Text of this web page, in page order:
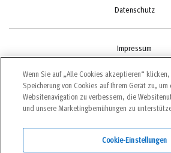
Datenschutz
Impressum
Cookie-Einstellungen
Wenn Sie auf „Alle Cookies akzeptieren“
Speicherung von Cookies auf Ihrem Gerät zu, um
Websitenavigation zu verbessern, die
und unsere Marketingbemühungen zu
Cookie-Einstellungen